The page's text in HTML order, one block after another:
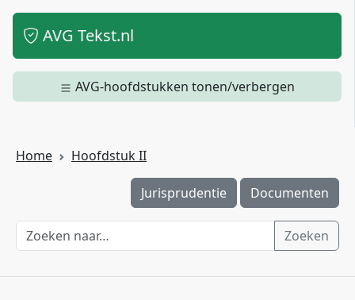
AVG Tekst.nl
AVG-hoofdstukken tonen/verbergen
Home Hoofdstuk II
Jurisprudentie Documenten
Zoeken